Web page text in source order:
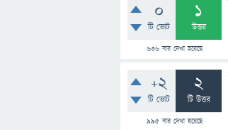
0
টি ভোট
1
উত্তর
636 বার দেখা হয়েছে
+2
টি ভোট
2
টি উত্তর
995 বার দেখা হয়েছে